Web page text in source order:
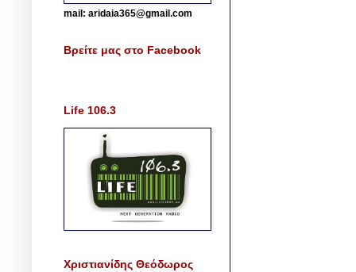
mail: aridaia365@gmail.com
Βρείτε μας στο Facebook
Life 106.3
Χριστιανίδης Θεόδωρος